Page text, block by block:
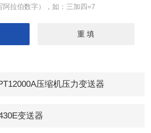
阿拉伯数字），如：三加四=7
压缩机压力变送器
变送器